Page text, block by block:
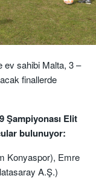
ev sahibi Malta, 3 –
finallerde
Şampiyonası Elit
bulunuyor:
Konyaspor), Emre
A.Ş.)